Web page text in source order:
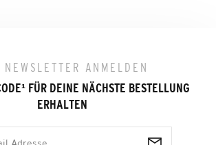
NEWSLETTER ANMELDEN
¹ FÜR DEINE NÄCHSTE BESTELLUNG
ERHALTEN